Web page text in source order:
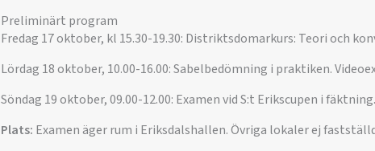
Preliminärt program
Fredag 17 oktober, kl 15.30-19.30: Distriktsdomarkurs: Teori och
Lördag 18 oktober, 10.00-16.00: Sabelbedömning i praktiken.
Söndag 19 oktober, 09.00-12.00: Examen vid S:t Erikscupen i fäktning.
Plats: Examen äger rum i Eriksdalshallen. Övriga lokaler ej